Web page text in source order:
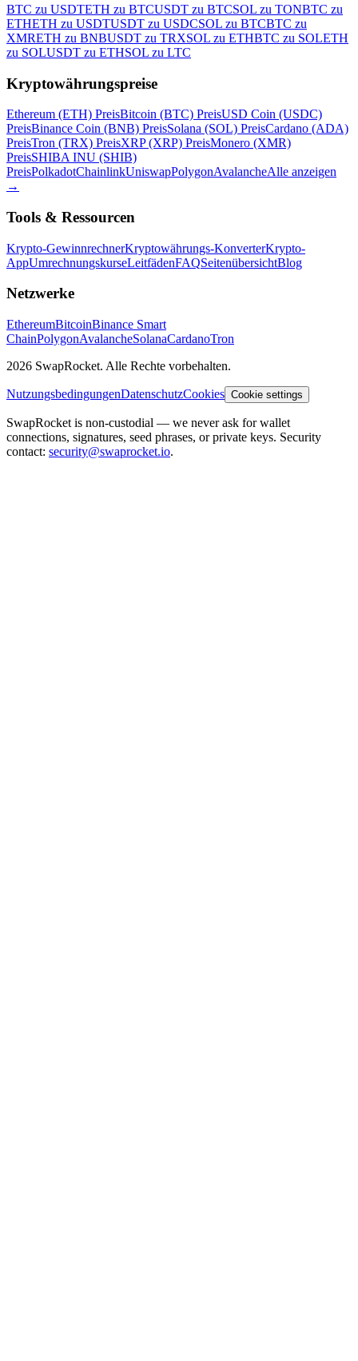
BTC zu USDTETH zu BTCUSDT zu BTCSOL zu TONBTC zu
ETHETH zu USDTUSDT zu USDCSOL zu BTCBTC zu
XMRETH zu BNBUSDT zu TRXSOL zu ETHBTC zu SOLETH
zu SOLUSDT zu ETHSOL zu LTC
Kryptowährungspreise
Ethereum (ETH) PreisBitcoin (BTC) PreisUSD Coin (USDC)
PreisBinance Coin (BNB) PreisSolana (SOL) PreisCardano (ADA)
PreisTron (TRX) PreisXRP (XRP) PreisMonero (XMR)
PreisSHIBA INU (SHIB)
PreisPolkadotChainlinkUniswapPolygonAvalancheAlle anzeigen
→
Tools & Ressourcen
Krypto-GewinnrechnerKryptowährungs-KonverterKrypto-
AppUmrechnungskurseLeitfädenFAQSeitenübersichtBlog
Netzwerke
EthereumBitcoinBinance Smart
ChainPolygonAvalancheSolanaCardanoTron
2026 SwapRocket. Alle Rechte vorbehalten.
NutzungsbedingungenDatenschutzCookies Cookie settings
SwapRocket is non-custodial — we never ask for wallet
connections, signatures, seed phrases, or private keys. Security
contact: security@swaprocket.io.